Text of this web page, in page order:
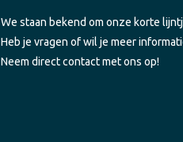
We staan bekend om onze korte
Heb je vragen of wil je meer
Neem direct contact met ons op!